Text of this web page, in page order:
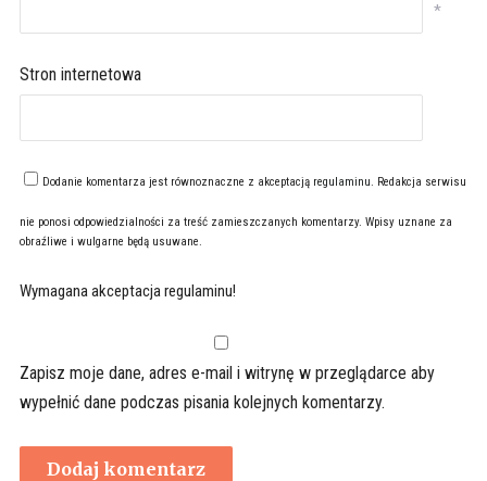
*
Stron internetowa
Dodanie komentarza jest równoznaczne z akceptacją regulaminu. Redakcja serwisu
nie ponosi odpowiedzialności za treść zamieszczanych komentarzy. Wpisy uznane za
obraźliwe i wulgarne będą usuwane.
Wymagana akceptacja regulaminu!
Zapisz moje dane, adres e-mail i witrynę w przeglądarce aby
wypełnić dane podczas pisania kolejnych komentarzy.